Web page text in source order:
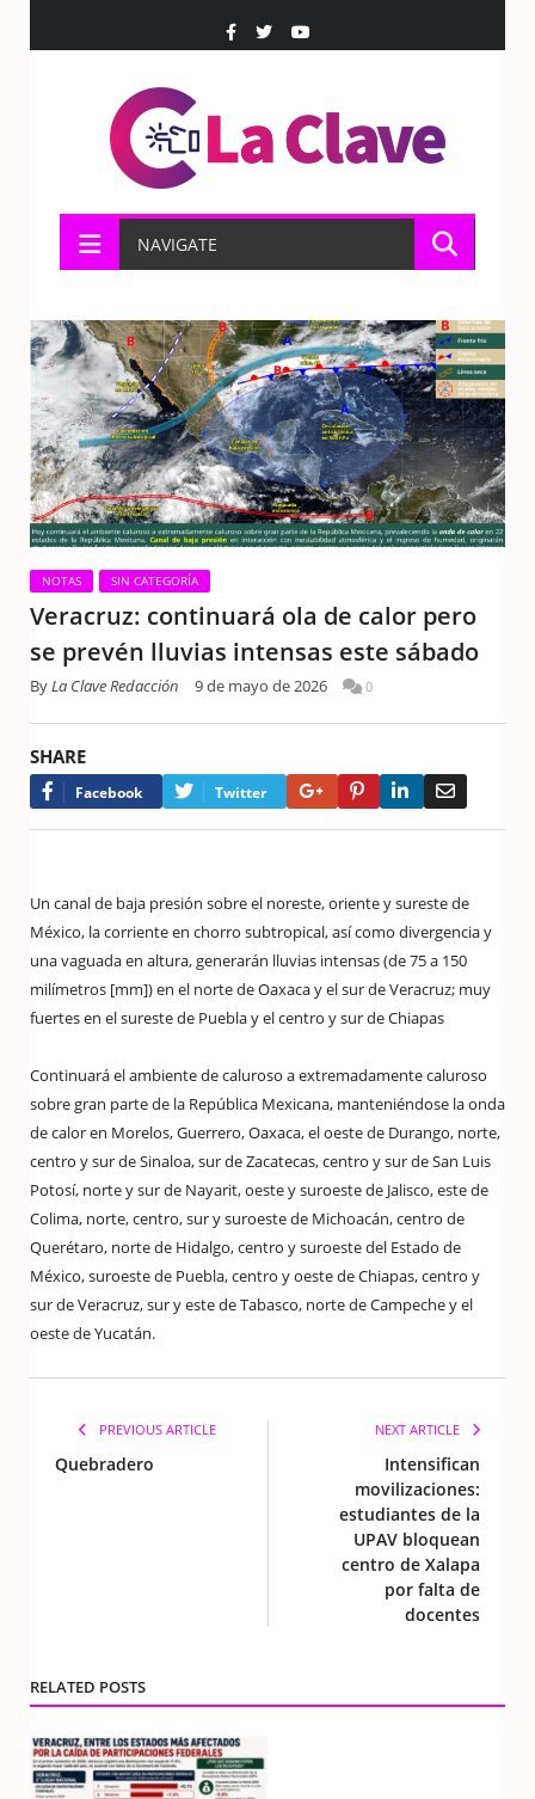
NAVIGATE
NOTAS SIN CATEGORÍA
Veracruz: continuará ola de calor pero
se prevén lluvias intensas este sábado
ByLa Clave Redacción 9 de mayo de 2026 0
SHARE
Facebook Twitter Google+PinterestLinkedIn
Un canal de baja presión sobre el noreste, oriente y sureste de
México, la corriente en chorro subtropical, así como divergencia y
una vaguada en altura, generarán lluvias intensas (de 75 a 150
milímetros [mm]) en el norte de Oaxaca y el sur de Veracruz; muy
fuertes en el sureste de Puebla y el centro y sur de Chiapas
Continuará el ambiente de caluroso a extremadamente caluroso
sobre gran parte de la República Mexicana, manteniéndose la onda
de calor en Morelos, Guerrero, Oaxaca, el oeste de Durango, norte,
centro y sur de Sinaloa, sur de Zacatecas, centro y sur de San Luis
Potosí, norte y sur de Nayarit, oeste y suroeste de Jalisco, este de
Colima, norte, centro, sur y suroeste de Michoacán, centro de
Querétaro, norte de Hidalgo, centro y suroeste del Estado de
México, suroeste de Puebla, centro y oeste de Chiapas, centro y
sur de Veracruz, sur y este de Tabasco, norte de Campeche y el
oeste de Yucatán.
PREVIOUS ARTICLE
Quebradero
NEXT ARTICLE
Intensifican
movilizaciones:
estudiantes de la
UPAV bloquean
centro de Xalapa
por falta de
docentes
RELATED POSTS